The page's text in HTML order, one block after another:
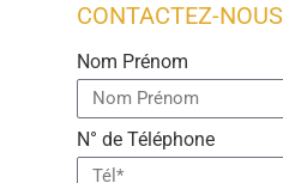
CONTACTEZ-NOUS
Nom Prénom
N° de Téléphone